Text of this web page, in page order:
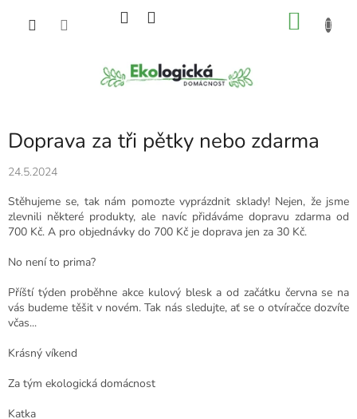
Doprava za tři pětky nebo zdarma
24.5.2024
Stěhujeme se, tak nám pomozte vyprázdnit sklady! Nejen, že jsme
zlevnili některé produkty, ale navíc přidáváme dopravu zdarma od
700 Kč. A pro objednávky do 700 Kč je doprava jen za 30 Kč.
No není to prima?
Příští týden proběhne akce kulový blesk a od začátku června se na
vás budeme těšit v novém. Tak nás sledujte, ať se o otvíračce dozvíte
včas...
Krásný víkend
Za tým ekologická domácnost
Katka